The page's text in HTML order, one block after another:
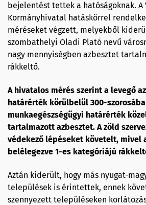
bejelentést tettek a hatóságoknak. A
Kormányhivatal hatáskörrel
méréseket végzett, melyekből
szombathelyi Oladi Plató nevű
nagy mennyiségben azbesztet
rákkeltő.
A hivatalos mérés szerint a levegő
határérték körülbelül 300-
munkaegészségügyi határérték
tartalmazott azbesztet. A zöld
védekező lépéseket követelt, mivel
belélegezve 1-es kategóriájú
Aztán kiderült, hogy más nyugat-
települések is érintettek, ennek
szennyezett településeken